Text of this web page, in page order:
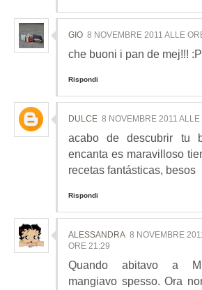
GIO 8 NOVEMBRE 2011 ALLE
che buoni i pan de mej!!! :P
Rispondi
DULCE 8 NOVEMBRE 2011 ALLE
acabo de descubrir tu
encanta es maravilloso
recetas fantásticas, besos
Rispondi
ALESSANDRA 8 NOVEMBRE
ORE 21:29
Quando abitavo a
mangiavo spesso. Ora